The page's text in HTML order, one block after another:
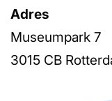
Adres
Museumpark 7
3015 CB